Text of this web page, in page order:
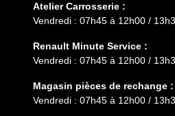
Atelier Carrosserie :
Vendredi : 07h45 à 12h00 /
Renault Minute Service :
Vendredi : 07h45 à 12h00 /
Magasin pièces de rechange :
Vendredi : 07h45 à 12h00 /